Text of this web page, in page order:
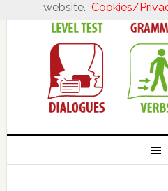
website. Cookies/